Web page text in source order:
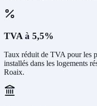
TVA à 5,5%
Taux réduit de TVA pour les
installés dans les logements
Roaix.